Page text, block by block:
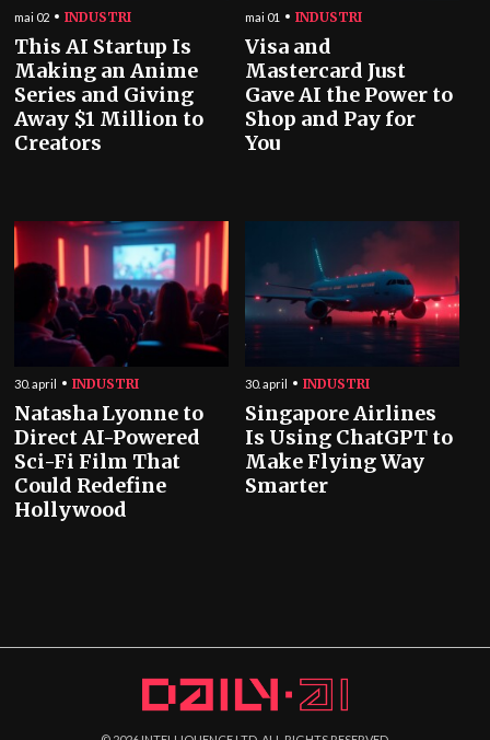
mai 02 INDUSTRI
This AI Startup Is
Making an Anime
Series and Giving
Away $1 Million to
Creators
mai 01 INDUSTRI
Visa and
Mastercard Just
Gave AI the Power to
Shop and Pay for
You
30. april INDUSTRI
Natasha Lyonne to
Direct AI-Powered
Sci-Fi Film That
Could Redefine
Hollywood
30. april INDUSTRI
Singapore Airlines
Is Using ChatGPT to
Make Flying Way
Smarter